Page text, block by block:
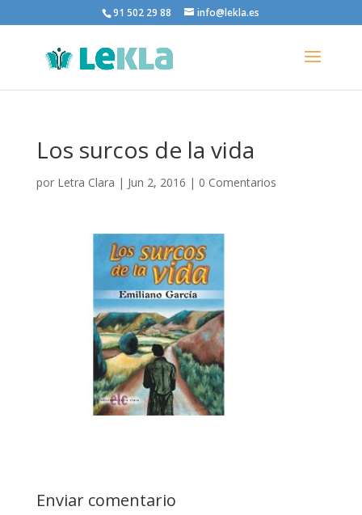
91 502 29 88 info@lekla.es
Los surcos de la vida
por Letra Clara | Jun 2, 2016 | 0 Comentarios
Enviar comentario